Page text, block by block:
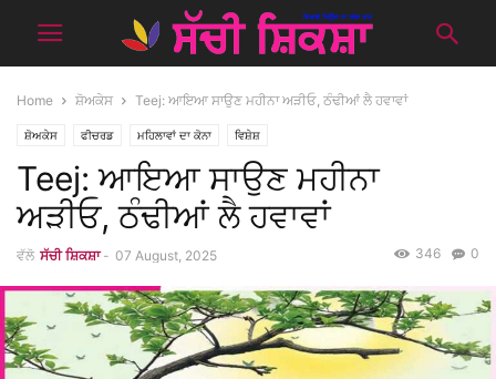
Home ਸ਼ੋਅਕੇਸ Teej: ਆਇਆ ਸਾਉਣ ਮਹੀਨਾ ਅੜੀਓ, ਠੰਢੀਆਂ ਲੈ ਹਵਾਵਾਂ
ਸ਼ੋਅਕੇਸ ਫੀਚਰਡ ਮਹਿਲਾਵਾਂ ਦਾ ਕੋਨਾ ਵਿਸ਼ੇਸ਼
Teej: ਆਇਆ ਸਾਉਣ ਮਹੀਨਾ
ਅੜੀਓ, ਠੰਢੀਆਂ ਲੈ ਹਵਾਵਾਂ
ਵੱਲੋ ਸੱਚੀ ਸ਼ਿਕਸ਼ਾ - 07 August, 2025 0
346